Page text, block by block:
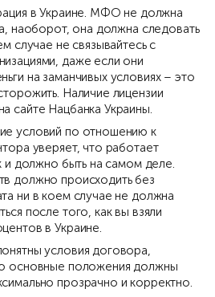
в Украине. МФО не должна
наоборот, она должна следовать
случае не связывайтесь с
даже если они
на заманчивых условиях – это
Наличие лицензии
сайте Нацбанка Украины.
условий по отношению к
уверяет, что работает
и должно быть на самом деле.
должно происходить без
ни в коем случае не должна
после того, как вы взяли
в Украине.
условия договора,
основные положения должны
прозрачно и корректно.